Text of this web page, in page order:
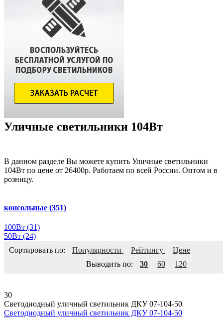
Уличные светильники 104Вт
В данном разделе Вы можете купить Уличные светильники
104Вт по цене от 26400р. Работаем по всей России. Оптом и в
розницу.
консольные (351)
100Вт (31)
50Вт (24)
Сортировать по:
Популярности Рейтингу
Цене
Выводить по:
30 60 120
30
Светодиодный уличный светильник ДКУ 07-104-50
Светодиодный уличный светильник ДКУ 07-104-50